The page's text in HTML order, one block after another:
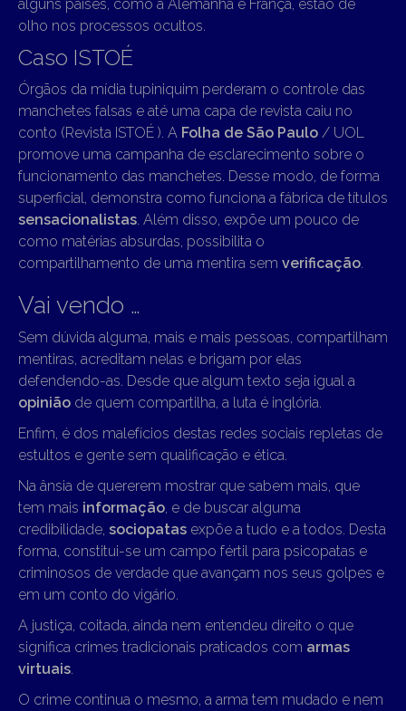
alguns países, como a Alemanha e França, estão de
olho nos processos ocultos.
Caso ISTOÉ
Órgãos da mídia tupiniquim perderam o controle das
manchetes falsas e até uma capa de revista caiu no
conto (Revista ISTOÉ ). A Folha de São Paulo / UOL
promove uma campanha de esclarecimento sobre o
funcionamento das manchetes. Desse modo, de forma
superficial, demonstra como funciona a fábrica de títulos
sensacionalistas . Além disso, expõe um pouco de
como matérias absurdas, possibilita o
compartilhamento de uma mentira sem verificação
Vai vendo …
Sem dúvida alguma, mais e mais pessoas, compartilham
mentiras, acreditam nelas e brigam por elas
defendendo-as. Desde que algum texto seja igual a
opinião de quem compartilha, a luta é inglória.
Enfim, é dos malefícios destas redes sociais repletas de
estultos e gente sem qualificação e ética.
Na ânsia de quererem mostrar que sabem mais, que
tem mais informação , e de buscar alguma
credibilidade, sociopatas expõe a tudo e a todos. Desta
forma, constitui-se um campo fértil para psicopatas e
criminosos de verdade que avançam nos seus golpes e
em um conto do vigário.
A justiça, coitada, ainda nem entendeu direito o que
significa crimes tradicionais praticados com armas
virtuais
O crime continua o mesmo, a arma tem mudado e nem